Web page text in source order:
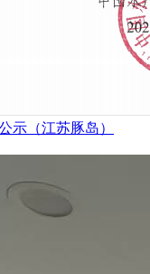
示（江苏豚岛）